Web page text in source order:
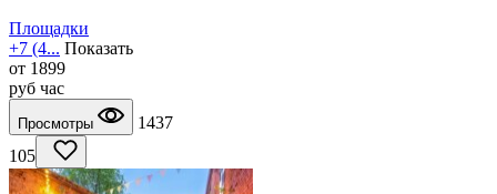
Площадки
+7 (4... Показать
от 1899
руб час
Просмотры
1437
105